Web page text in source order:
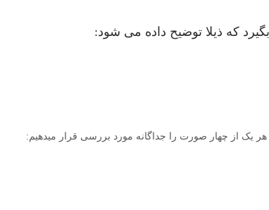
که ذیلا توضیح داده می شود:
یک از چهار صورت را جداگانه مورد بررسی قرار میدهیم: